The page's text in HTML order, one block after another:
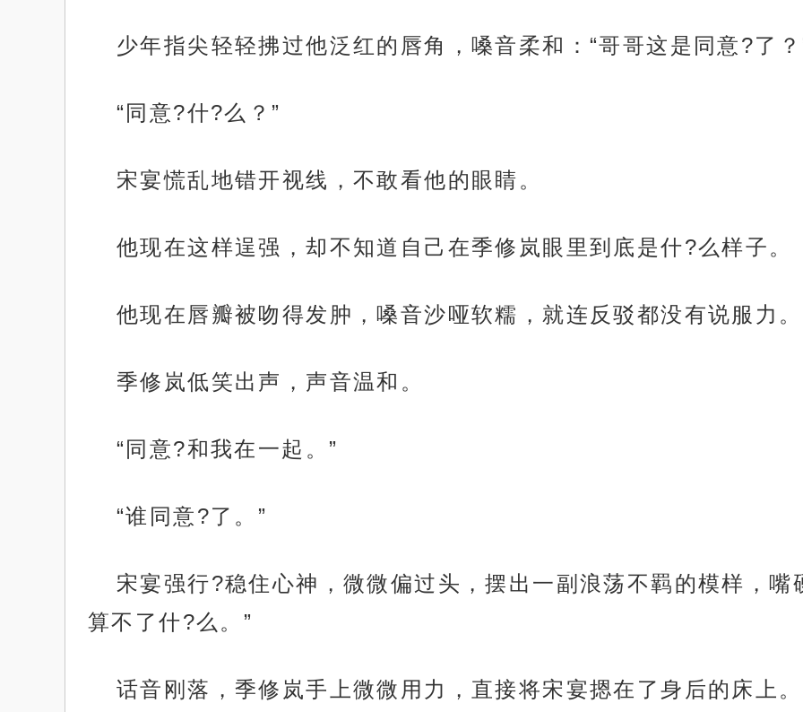
少年指尖轻轻拂过他泛红的唇角，嗓音柔和：“哥哥这是同意?了？
“同意?什?么？”
宋宴慌乱地错开视线，不敢看他的眼睛。
他现在这样逞强，却不知道自己在季修岚眼里到底是什?么样子。
他现在唇瓣被吻得发肿，嗓音沙哑软糯，就连反驳都没有说服力。
季修岚低笑出声，声音温和。
“同意?和我在一起。”
“谁同意?了。”
宋宴强行?稳住心神，微微偏过头，摆出一副浪荡不羁的模样，嘴
算不了什?么。”
话音刚落，季修岚手上微微用力，直接将宋宴摁在了身后的床上。